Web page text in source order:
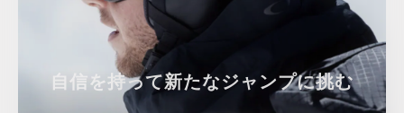
自信を持って新たなジャンプに挑む